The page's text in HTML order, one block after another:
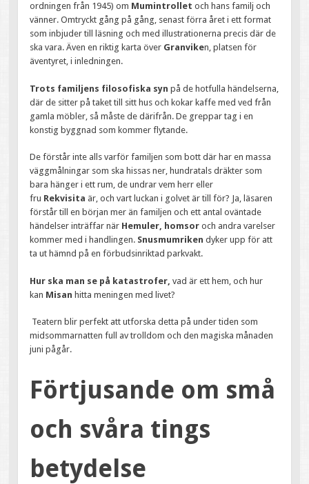
ordningen från 1945) om Mumintrolletoch hans familj och
vänner. Omtryckt gång på gång, senast förra året i ett format
som inbjuder till läsning och med illustrationerna precis där de
ska vara. Även en riktig karta över Granviken, platsen för
äventyret, i inledningen.
Trots familjens filosofiska syn på de hotfulla händelserna,
där de sitter på taket till sitt hus och kokar kaffe med ved från
gamla möbler, så måste de därifrån. De greppar tag i en
konstig byggnad som kommer flytande.
De förstår inte alls varför familjen som bott där har en massa
väggmålningar som ska hissas ner, hundratals dräkter som
bara hänger i ett rum, de undrar vem herr eller
fru Rekvisita är, och vart luckan i golvet är till för? Ja, läsaren
förstår till en början mer än familjen och ett antal oväntade
händelser inträffar när Hemuler, homsor och andra varelser
kommer med i handlingen. Snusmumriken dyker upp för att
ta ut hämnd på en förbudsinriktad parkvakt.
Hur ska man se på katastrofer, vad är ett hem, och hur
kan Misan hitta meningen med livet?
Teatern blir perfekt att utforska detta på under tiden som
midsommarnatten full av trolldom och den magiska månaden
juni pågår.
Förtjusande om små
och svåra tings
betydelse